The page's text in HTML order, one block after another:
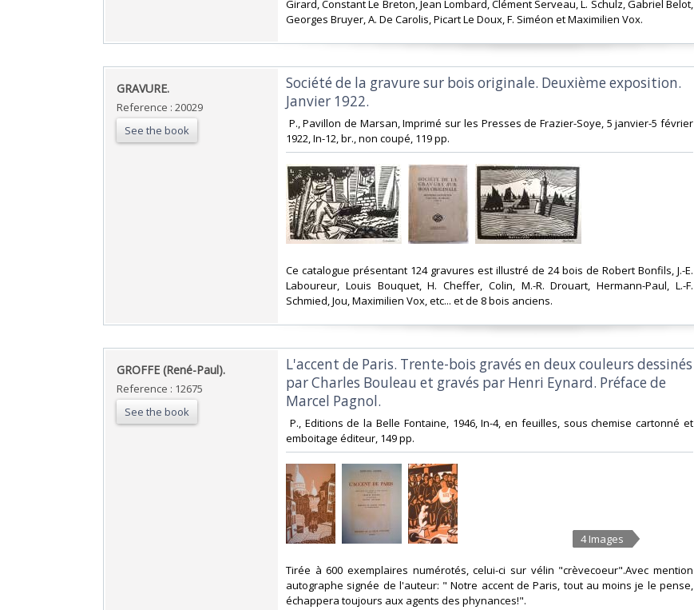
Girard, Constant Le Breton, Jean Lombard, Clément Serveau, L. Schulz, Gabriel Belot,
Georges Bruyer, A. De Carolis, Picart Le Doux, F. Siméon et Maximilien Vox. ‎
‎GRAVURE. ‎
Reference : 20029
See the book
‎Société de la gravure sur bois originale. Deuxième exposition.
Janvier 1922.‎
‎ P., Pavillon de Marsan, Imprimé sur les Presses de Frazier-Soye, 5 janvier-5 février
1922, In-12, br., non coupé, 119 pp. ‎
‎Ce catalogue présentant 124 gravures est illustré de 24 bois de Robert Bonfils, J.-E.
Laboureur, Louis Bouquet, H. Cheffer, Colin, M.-R. Drouart, Hermann-Paul, L.-F.
Schmied, Jou, Maximilien Vox, etc... et de 8 bois anciens. ‎
‎GROFFE (René-Paul).‎
Reference : 12675
See the book
‎L'accent de Paris. Trente-bois gravés en deux couleurs dessinés
par Charles Bouleau et gravés par Henri Eynard. Préface de
Marcel Pagnol.‎
‎ P., Editions de la Belle Fontaine, 1946, In-4, en feuilles, sous chemise cartonné et
emboitage éditeur, 149 pp. ‎
4 Images
‎Tirée à 600 exemplaires numérotés, celui-ci sur vélin "crèvecoeur".Avec mention
autographe signée de l'auteur: " Notre accent de Paris, tout au moins je le pense,
échappera toujours aux agents des phynances!". ‎